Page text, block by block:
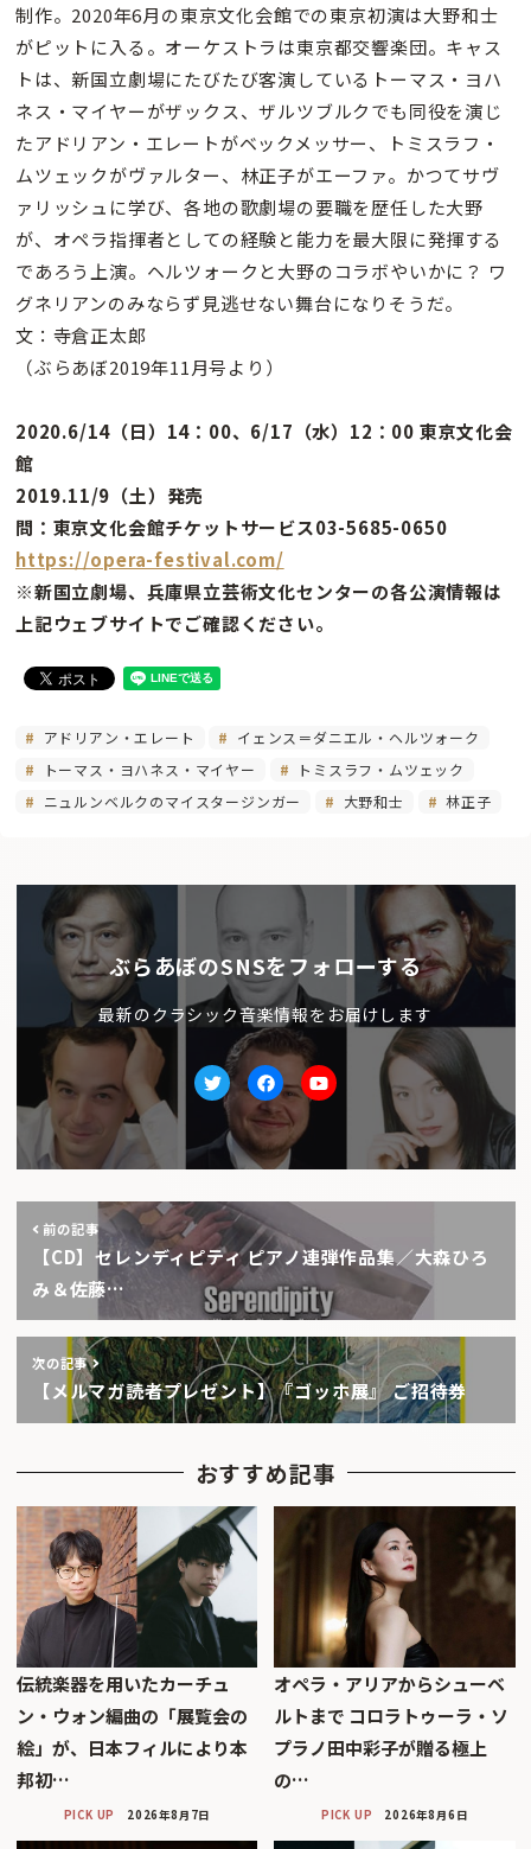
制作。2020年6月の東京文化会館での東京初演は大野和士
がピットに入る。オーケストラは東京都交響楽団。キャス
トは、新国立劇場にたびたび客演しているトーマス・ヨハ
ネス・マイヤーがザックス、ザルツブルクでも同役を演じ
たアドリアン・エレートがベックメッサー、トミスラフ・
ムツェックがヴァルター、林正子がエーファ。かつてサヴ
ァリッシュに学び、各地の歌劇場の要職を歴任した大野
が、オペラ指揮者としての経験と能力を最大限に発揮する
であろう上演。ヘルツォークと大野のコラボやいかに？ ワ
グネリアンのみならず見逃せない舞台になりそうだ。
文：寺倉正太郎
（ぶらあぼ2019年11月号より）
2020.6/14（日）14：00、6/17（水）12：00 東京文化会
館
2019.11/9（土）発売
問：東京文化会館チケットサービス03-5685-0650
https://opera-festival.com/
※新国立劇場、兵庫県立芸術文化センターの各公演情報は
上記ウェブサイトでご確認ください。
アドリアン・エレート
イェンス＝ダニエル・ヘルツォーク
トーマス・ヨハネス・マイヤー
トミスラフ・ムツェック
ニュルンベルクのマイスタージンガー
大野和士 林正子
ぶらあぼのSNSをフォローする
最新のクラシック音楽情報をお届けします
TwitterfacebookYoutube
前の記事
【CD】セレンディピティ ピアノ連弾作品集／大森ひろ
み＆佐藤…
次の記事
【メルマガ読者プレゼント】『ゴッホ展』 ご招待券
おすすめ記事
伝統楽器を用いたカーチュ
ン・ウォン編曲の「展覧会の
絵」が、日本フィルにより本
邦初…
PICK UP 2026年8月7日
オペラ・アリアからシューベ
ルトまで コロラトゥーラ・ソ
プラノ田中彩子が贈る極上
の…
PICK UP 2026年8月6日